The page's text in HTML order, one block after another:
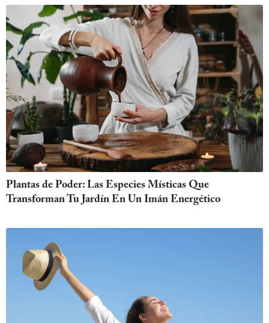
Plantas de Poder: Las Especies Místicas Que
Transforman Tu Jardín En Un Imán Energético